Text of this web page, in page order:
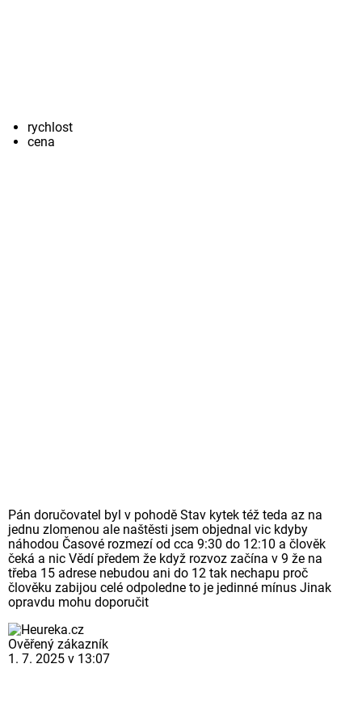
rychlost
cena
Pán doručovatel byl v pohodě Stav kytek též teda az na
jednu zlomenou ale naštěsti jsem objednal vic kdyby
náhodou Časové rozmezí od cca 9:30 do 12:10 a člověk
čeká a nic Vědí předem že když rozvoz začína v 9 že na
třeba 15 adrese nebudou ani do 12 tak nechapu proč
člověku zabijou celé odpoledne to je jedinné mínus Jinak
opravdu mohu doporučit
Ověřený zákazník
1. 7. 2025 v 13:07